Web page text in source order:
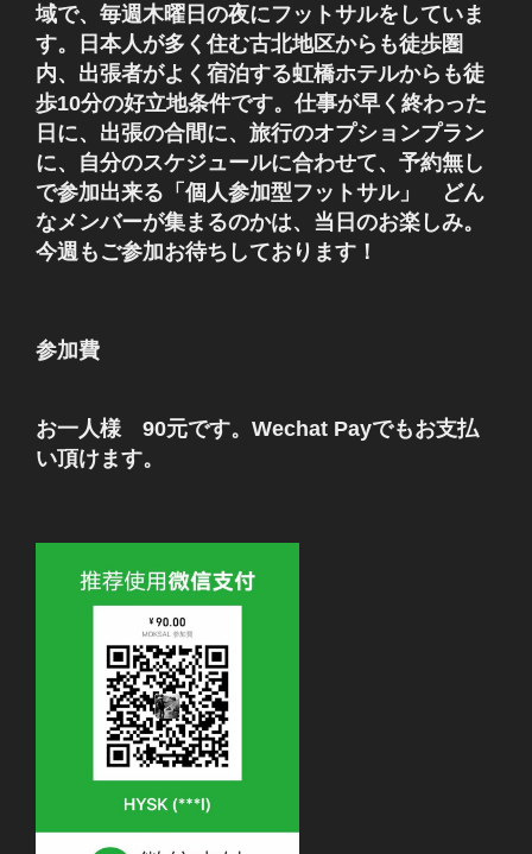
域で、毎週木曜日の夜にフットサルをしていま
す。日本人が多く住む古北地区からも徒歩圏
内、出張者がよく宿泊する虹橋ホテルからも徒
歩10分の好立地条件です。仕事が早く終わった
日に、出張の合間に、旅行のオプションプラン
に、自分のスケジュールに合わせて、予約無し
で参加出来る「個人参加型フットサル」 どん
なメンバーが集まるのかは、当日のお楽しみ。
今週もご参加お待ちしております！
参加費
お一人様 90元です。Wechat Payでもお支払
い頂けます。